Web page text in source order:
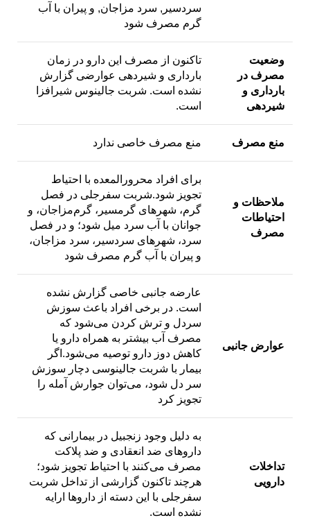
سردسیر, سرد مزاجان, و پیران با آب
گرم مصرف شود
وضعیت
مصرف در
بارداری و
شیردهی
تاکنون از مصرف این دارو در زمان
بارداری و شیردهی عوارضی گزارش
نشده است. شربت جالینوس شیرافزا
است.
منع مصرف منع مصرف خاصی ندارد
ملاحظات و
احتیاطات
مصرف
برای افراد محرورالمعده با احتیاط
تجویز شود.شربت سفرجلی در فصل
گرم، شهرهای گرمسیر، گرم‌مزاجان، و
جوانان با آب سرد میل شود؛ و در فصل
سرد، شهرهای سردسیر، سرد مزاجان،
و پیران با آب گرم مصرف شود
عوارض جانبی
عارضه جانبی خاصی گزارش نشده
است. در برخی افراد باعث سوزش
سردل و ترش کردن می‌شود که
مصرف آب بیشتر به همراه دارو یا
کاهش دوز دارو توصیه می‌شود.اگر
بیمار با شربت جالینوسی دچار سوزش
سر دل شود،‌ می‌توان جوارش آمله را
تجویز کرد
تداخلات
دارویی
به دلیل وجود زنجبیل در بیمارانی که
داروهای ضد انعقادی و ضد پلاکت
مصرف می‌کنند با احتیاط تجویز شود؛
هرچند تاکنون گزارشی از تداخل شربت
سفرجلی با این دسته از داروها ارایه
نشده است.